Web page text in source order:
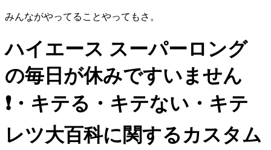
みんながやってることやってもさ。
ハイエース スーパーロング
の毎日が休みですいません
❗️・キテる・キテない・キテ
レツ大百科に関するカスタム